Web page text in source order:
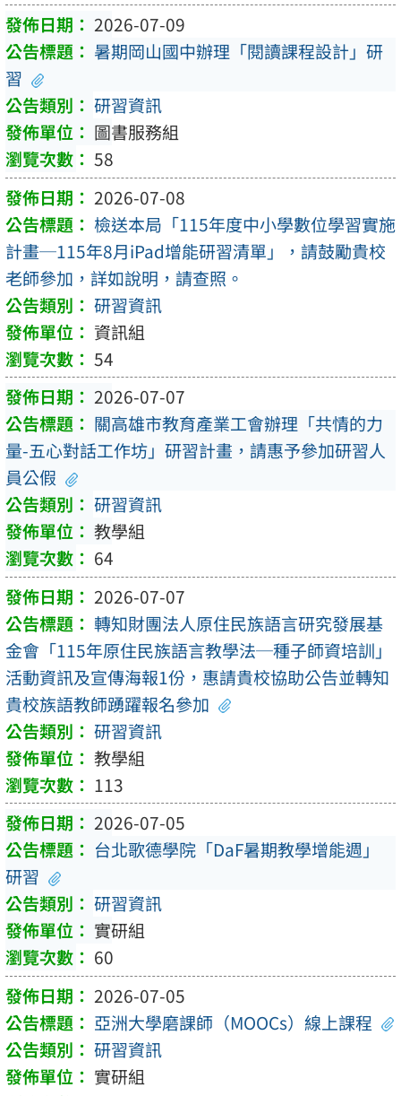
2026-07-09
暑期岡山國中辦理「閱讀課程設計」研
習
研習資訊
圖書服務組
58
2026-07-08
檢送本局「115年度中小學數位學習實施
計畫─115年8月iPad增能研習清單」，請鼓勵貴校
老師參加，詳如說明，請查照。
研習資訊
資訊組
54
2026-07-07
關高雄市教育產業工會辦理「共情的力
量-五心對話工作坊」研習計畫，請惠予參加研習人
員公假
研習資訊
教學組
64
2026-07-07
轉知財團法人原住民族語言研究發展基
金會「115年原住民族語言教學法─種子師資培訓」
活動資訊及宣傳海報1份，惠請貴校協助公告並轉知
貴校族語教師踴躍報名參加
研習資訊
教學組
113
2026-07-05
台北歌德學院「DaF暑期教學增能週」
研習
研習資訊
實研組
60
2026-07-05
亞洲大學磨課師（MOOCs）線上課程
研習資訊
實研組